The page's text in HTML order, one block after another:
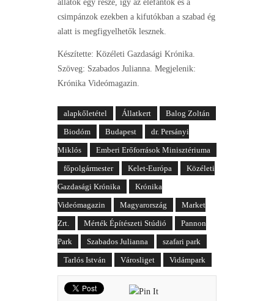
állatok egy része, így az elefántok és a
csimpánzok ezekben a kifutókban a szabad ég
alatt is megfigyelhetők lesznek.
Készítette: Közéleti Gazdasági Krónika.
Szöveg: Szabados Julianna. Megjelenik:
Krónika Videómagazin.
alapkőletétel Állatkert
Balog Zoltán
Biodóm
Budapest
dr. Persányi
Miklós
Emberi Erőforrások Minisztériuma
főpolgármester
Kelet-Európa
Közéleti
Gazdasági Krónika
Krónika
Videómagazin
Magyarország
Market
Zrt.
Mérték Építészeti Stúdió
Pannon
Park
Szabados Julianna
szafari park
Tarlós István
Városliget Vidámpark